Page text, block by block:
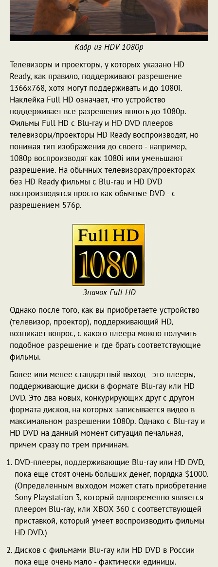
Кадр из HDV 1080p
Телевизоры и проекторы, у которых указано HD
Ready, как правило, поддерживают разрешение
1366х768, хотя могут поддерживать и до 1080i.
Наклейка Full HD означает, что устройство
поддерживает все разрешения вплоть до 1080p.
Фильмы Full HD с Blu-ray и HD DVD плееров
телевизоры/проекторы HD Ready воспроизводят, но
понижая тип изображения до своего - например,
1080p воспроизводят как 1080i или уменьшают
разрешение. На обычных телевизорах/проекторах
без HD Ready фильмы с Blu-rau и HD DVD
воспроизводятся просто как обычные DVD - с
разрешением 576p.
Значок Full HD
Однако после того, как вы приобретаете устройство
(телевизор, проектор), поддерживающий HD,
возникает вопрос, с какого плеера можно получить
подобное разрешение и где брать соответствующие
фильмы.
Более или менее стандартный выход - это плееры,
поддерживающие диски в формате Blu-ray или HD
DVD. Это два новых, конкурирующих друг с другом
формата дисков, на которых записывается видео в
максимальном разрешении 1080p. Однако с Blu-ray и
HD DVD на данный момент ситуация печальная,
причем сразу по трем причинам.
DVD-плееры, поддерживающие Blu-ray или HD DVD,
пока еще стоят очень больших денег, порядка $1000.
(Определенным выходом может стать приобретение
Sony Playstation 3, который одновременно является
плеером Blu-ray, или XBOX 360 с соответствующей
приставкой, который умеет воспроизводить фильмы
HD DVD.)
Дисков с фильмами Blu-ray или HD DVD в России
пока еще очень мало - фактически единицы.